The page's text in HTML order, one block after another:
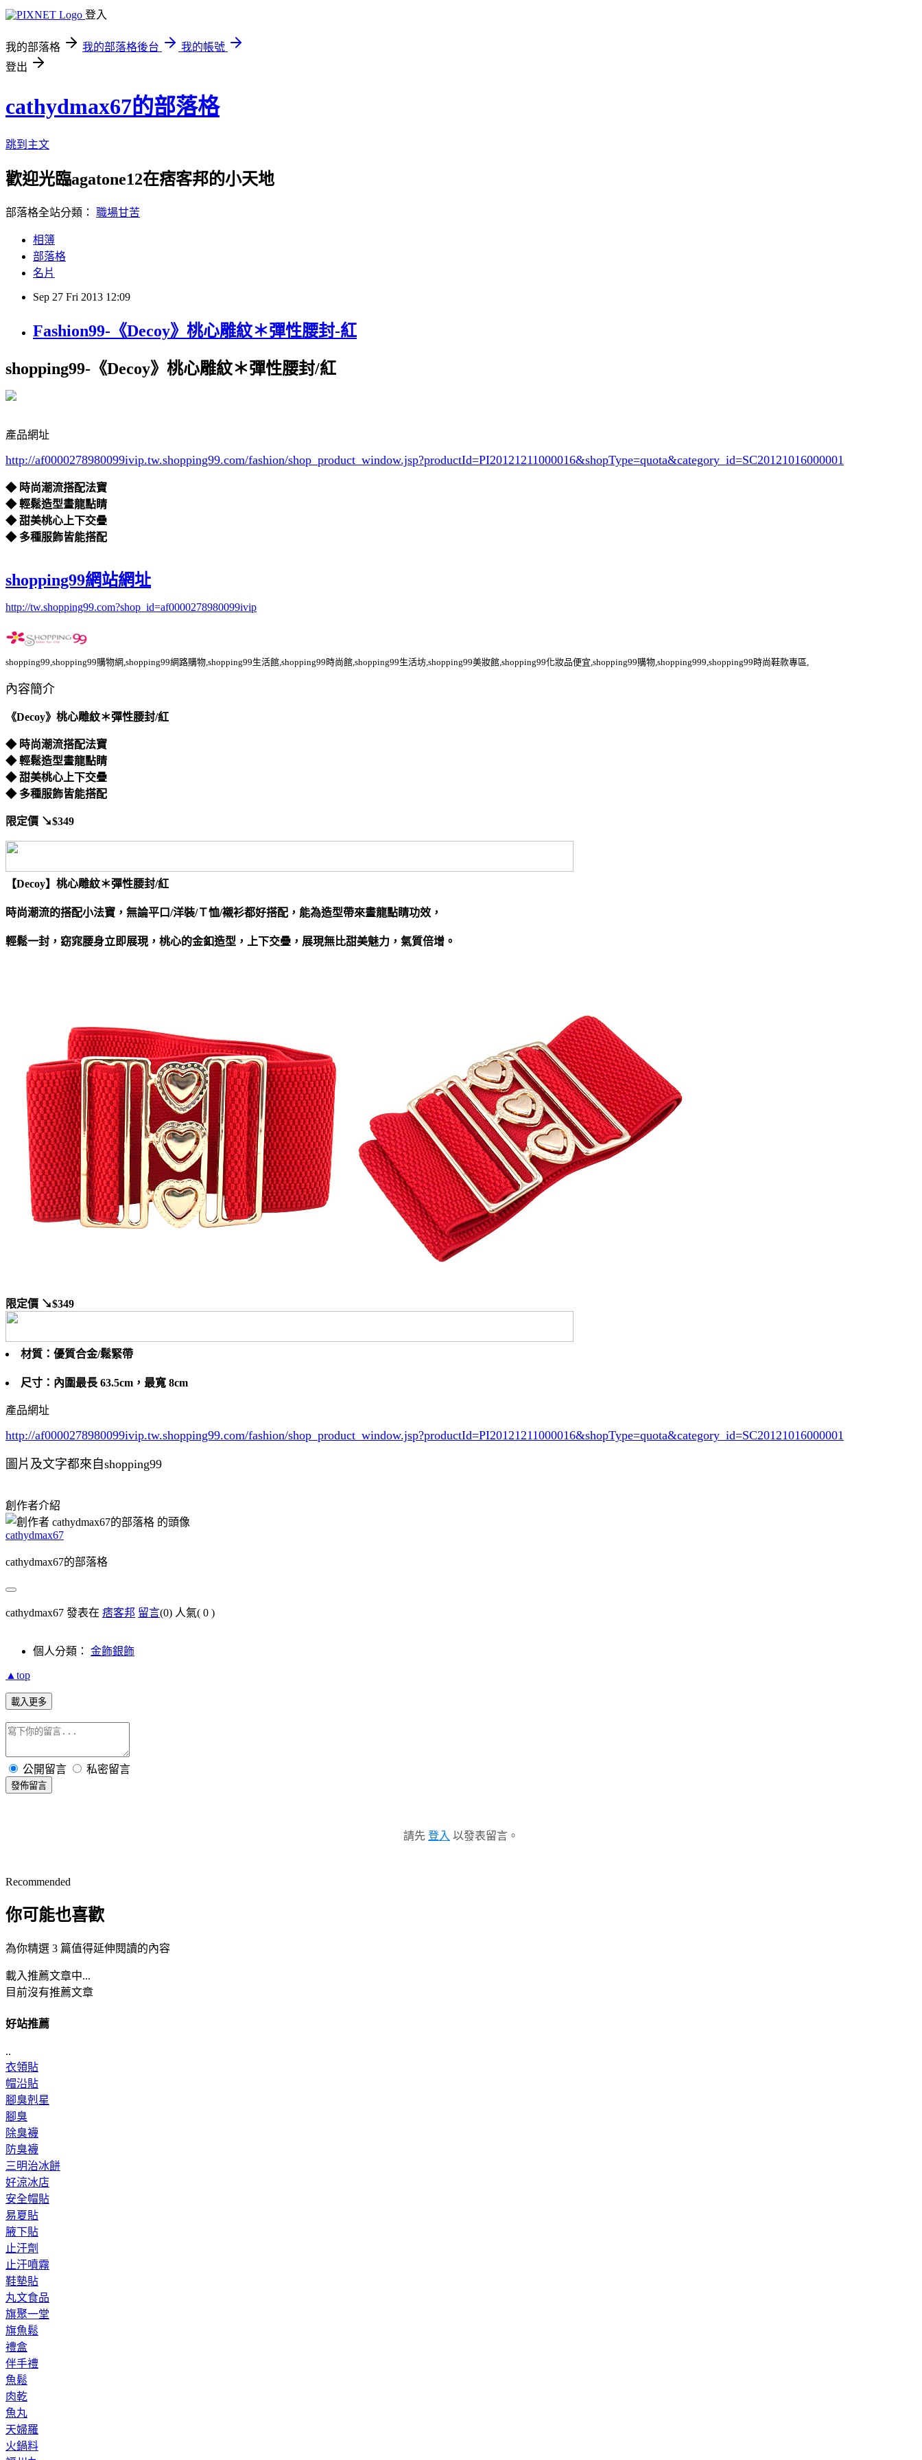
登入
我的部落格 我的部落格後台
我的帳號
登出
cathydmax67的部落格
跳到主文
歡迎光臨agatone12在痞客邦的小天地
部落格全站分類： 職場甘苦
相簿
部落格
名片
Sep 27 Fri 2013 12:09
Fashion99-《Decoy》桃心雕紋＊彈性腰封-紅
shopping99-《Decoy》桃心雕紋＊彈性腰封/紅
產品網址
http://af0000278980099ivip.tw.shopping99.com/fashion/shop_product_window.jsp?productId=PI20121211000016&shopType=quota&category_id=SC20121016000001
◆ 時尚潮流搭配法寶
◆ 輕鬆造型畫龍點睛
◆ 甜美桃心上下交疊
◆ 多種服飾皆能搭配
shopping99網站網址
http://tw.shopping99.com?shop_id=af0000278980099ivip
shopping99,shopping99購物網,shopping99網路購物,shopping99生活館,shopping99時尚館,shopping99生活坊,shopping99美妝館,shopping99化妝品便宜,shopping99購物,shopping999,shopping99時尚鞋款專區,
內容簡介
《Decoy》桃心雕紋＊彈性腰封/紅
◆ 時尚潮流搭配法寶
◆ 輕鬆造型畫龍點睛
◆ 甜美桃心上下交疊
◆ 多種服飾皆能搭配
限定價 ↘$349
【Decoy】桃心雕紋＊彈性腰封/紅
時尚潮流的搭配小法寶，無論平口/洋裝/Ｔ恤/襯衫都好搭配，能為造型帶來畫龍點睛功效，
輕鬆一封，窈窕腰身立即展現，桃心的金釦造型，上下交疊，展現無比甜美魅力，氣質倍增。
限定價 ↘$349
材質：優質合金/鬆緊帶
尺寸：內圍最長 63.5cm，最寬 8cm
產品網址
http://af0000278980099ivip.tw.shopping99.com/fashion/shop_product_window.jsp?productId=PI20121211000016&shopType=quota&category_id=SC20121016000001
圖片及文字都來自shopping99
創作者介紹
cathydmax67
cathydmax67的部落格
cathydmax67 發表在 痞客邦 留言(0) 人氣( 0 )
個人分類： 金飾銀飾
▲top
載入更多
公開留言 私密留言
發佈留言
請先 登入 以發表留言。
Recommended
你可能也喜歡
為你精選 3 篇值得延伸閱讀的內容
載入推薦文章中...
目前沒有推薦文章
好站推薦
..
衣領貼
帽沿貼
腳臭剋星
腳臭
除臭襪
防臭襪
三明治冰餅
好涼冰店
安全帽貼
易夏貼
腋下貼
止汗劑
止汗噴霧
鞋墊貼
丸文食品
旗聚一堂
旗魚鬆
禮盒
伴手禮
魚鬆
肉乾
魚丸
天婦羅
火鍋料